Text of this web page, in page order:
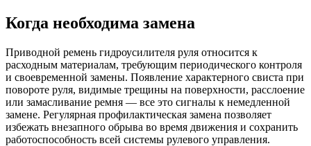
Когда необходима замена
Приводной ремень гидроусилителя руля относится к
расходным материалам, требующим периодического контроля
и своевременной замены. Появление характерного свиста при
повороте руля, видимые трещины на поверхности, расслоение
или замасливание ремня — все это сигналы к немедленной
замене. Регулярная профилактическая замена позволяет
избежать внезапного обрыва во время движения и сохранить
работоспособность всей системы рулевого управления.